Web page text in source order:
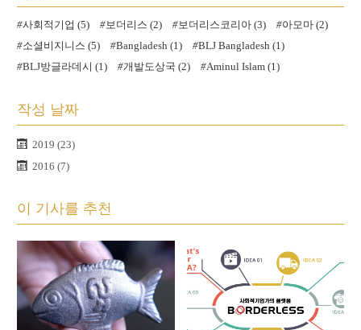
사회적기업 (5) 보더리스 (2) 보더리스코리아 (3)
아모마 (2)
소셜비지니스 (5)
Bangladesh (1)
BLJ Bangladesh (1)
BLJ방글라데시 (1)
개발도상국 (2) Aminul Islam (1)
작성 날짜
2019 (23)
2016 (7)
이 기사를 추천